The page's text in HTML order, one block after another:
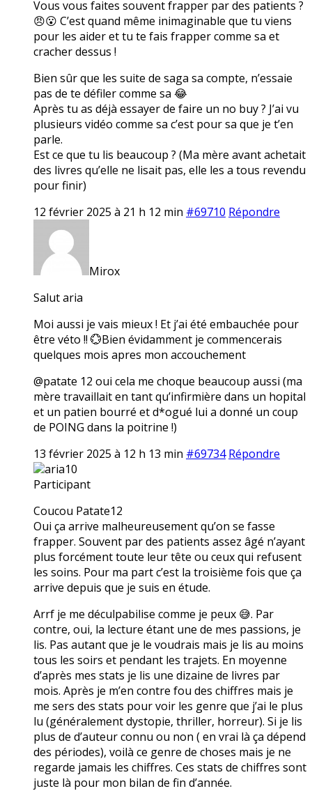
Vous vous faites souvent frapper par des patients ?
😠😮 C’est quand même inimaginable que tu viens
pour les aider et tu te fais frapper comme sa et
cracher dessus !
Bien sûr que les suite de saga sa compte, n’essaie
pas de te défiler comme sa 😂
Après tu as déjà essayer de faire un no buy ? J’ai vu
plusieurs vidéo comme sa c’est pour sa que je t’en
parle.
Est ce que tu lis beaucoup ? (Ma mère avant achetait
des livres qu’elle ne lisait pas, elle les a tous revendu
pour finir)
12 février 2025 à 21 h 12 min #69710 Répondre
Mirox
Salut aria
Moi aussi je vais mieux ! Et j’ai été embauchée pour
être véto !! 💮Bien évidamment je commencerais
quelques mois apres mon accouchement
@patate 12 oui cela me choque beaucoup aussi (ma
mère travaillait en tant qu’infirmière dans un hopital
et un patien bourré et d*ogué lui a donné un coup
de POING dans la poitrine !)
13 février 2025 à 12 h 13 min #69734 Répondre
aria10
Participant
Coucou Patate12
Oui ça arrive malheureusement qu’on se fasse
frapper. Souvent par des patients assez âgé n’ayant
plus forcément toute leur tête ou ceux qui refusent
les soins. Pour ma part c’est la troisième fois que ça
arrive depuis que je suis en étude.
Arrf je me déculpabilise comme je peux 😅. Par
contre, oui, la lecture étant une de mes passions, je
lis. Pas autant que je le voudrais mais je lis au moins
tous les soirs et pendant les trajets. En moyenne
d’après mes stats je lis une dizaine de livres par
mois. Après je m’en contre fou des chiffres mais je
me sers des stats pour voir les genre que j’ai le plus
lu (généralement dystopie, thriller, horreur). Si je lis
plus de d’auteur connu ou non ( en vrai là ça dépend
des périodes), voilà ce genre de choses mais je ne
regarde jamais les chiffres. Ces stats de chiffres sont
juste là pour mon bilan de fin d’année.